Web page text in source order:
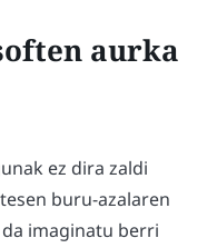
aurka
ez dira zaldi
buru-azalaren
imaginatu berri